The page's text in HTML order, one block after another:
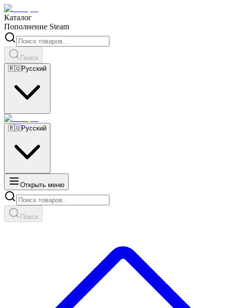
Каталог
Пополнение Steam
Поиск
🇷🇺Русский
🇷🇺Русский
Открыть меню
Поиск